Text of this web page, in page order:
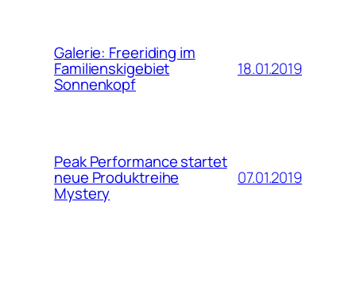
Galerie: Freeriding im
Familienskigebiet
Sonnenkopf
18.01.2019
Peak Performance startet
neue Produktreihe
Mystery
07.01.2019